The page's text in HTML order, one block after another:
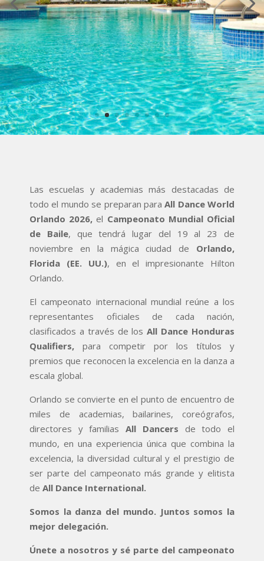
Las escuelas y academias más destacadas de
todo el mundo se preparan paraAll Dance World
Orlando 2026, el Campeonato Mundial Oficial
de Baile, que tendrá lugar del 19 al 23 de
noviembre en la mágica ciudad de Orlando,
Florida (EE. UU.), en el impresionante Hilton
Orlando.
El campeonato internacional mundial reúne a los
representantes oficiales de cada nación,
clasificados a través de losAll Dance Honduras
Qualifiers, para competir por los títulos y
premios que reconocen la excelencia en la danza a
escala global.
Orlando se convierte en el punto de encuentro de
miles de academias, bailarines, coreógrafos,
directores y familiasAll Dancers de todo el
mundo, en una experiencia única que combina la
excelencia, la diversidad cultural y el prestigio de
ser parte del campeonato más grande y elitista
de All Dance International.
Somos la danza del mundo. Juntos somos la
mejor delegación.
Únete a nosotros y sé parte del campeonato